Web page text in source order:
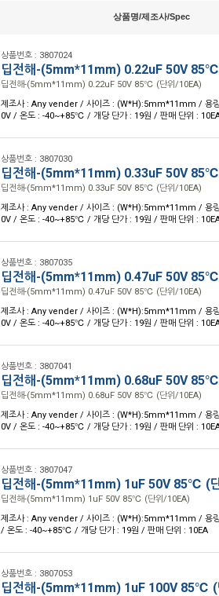
상품명/제조사/Spec
상품번호 : 3807024
딥전해-(5mm*11mm) 0.22uF 50V
딥전해-(5mm*11mm) 0.22uF 50V 85℃ (단위/10EA)
제조사 : Any vender / 사이즈 : (W*H):5mm*11mm / 용
0V / 온도 : -40~+85℃ / 개당 단가 : 19원 / 판매 단위 :
상품번호 : 3807030
딥전해-(5mm*11mm) 0.33uF 50V
딥전해-(5mm*11mm) 0.33uF 50V 85℃ (단위/10EA)
제조사 : Any vender / 사이즈 : (W*H):5mm*11mm / 용
0V / 온도 : -40~+85℃ / 개당 단가 : 19원 / 판매 단위 :
상품번호 : 3807035
딥전해-(5mm*11mm) 0.47uF 50V
딥전해-(5mm*11mm) 0.47uF 50V 85℃ (단위/10EA)
제조사 : Any vender / 사이즈 : (W*H):5mm*11mm / 용
0V / 온도 : -40~+85℃ / 개당 단가 : 19원 / 판매 단위 :
상품번호 : 3807041
딥전해-(5mm*11mm) 0.68uF 50V
딥전해-(5mm*11mm) 0.68uF 50V 85℃ (단위/10EA)
제조사 : Any vender / 사이즈 : (W*H):5mm*11mm / 용
0V / 온도 : -40~+85℃ / 개당 단가 : 19원 / 판매 단위 :
상품번호 : 3807047
딥전해-(5mm*11mm) 1uF 50V 85℃ (
딥전해-(5mm*11mm) 1uF 50V 85℃ (단위/10EA)
제조사 : Any vender / 사이즈 : (W*H):5mm*11mm / 용
/ 온도 : -40~+85℃ / 개당 단가 : 19원 / 판매 단위 : 10EA
상품번호 : 3807053
딥전해-(5mm*11mm) 1uF 100V 85℃